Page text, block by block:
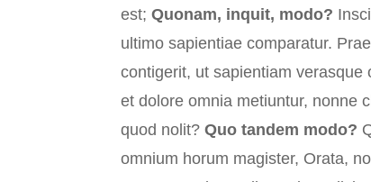
est;Quonam, inquit, modo?
ultimo sapientiae comparatur.
contigerit, ut sapientiam
et dolore omnia metiuntur, nonne
quod nolit?Quo tandem modo?
omnium horum magister, Orata,